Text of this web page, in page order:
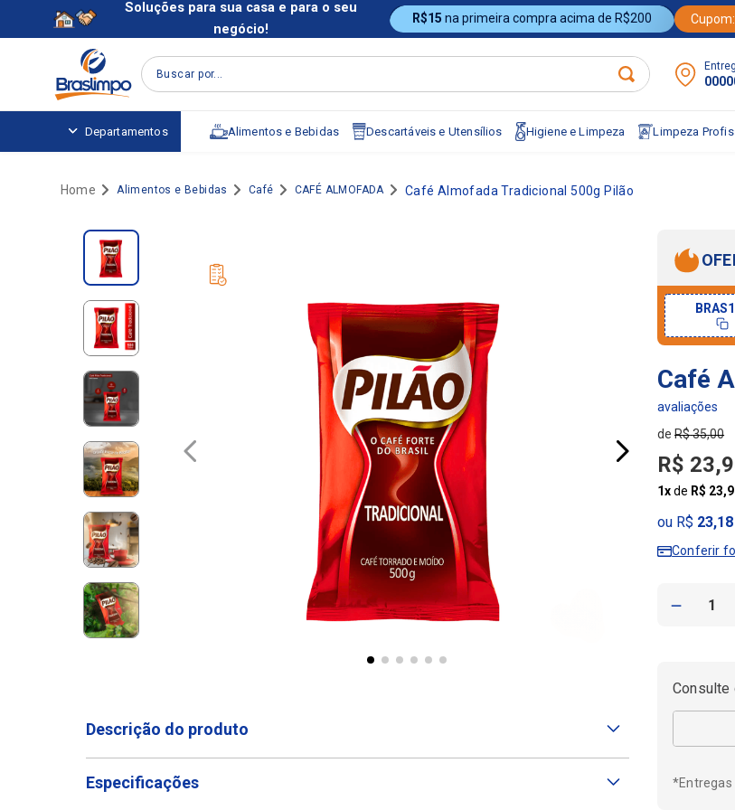
Soluções para sua casa e para o seu
negócio!
R$15 na primeira compra acima de R$200 Cupom:
Buscar por...
Departamentos Alimentos e Bebidas Descartáveis e Utensílios Higiene e Limpeza Limpeza
Alimentos e Bebidas Café CAFÉ ALMOFADA Café Almofada Tradicional 500g Pilão
Descrição do produto
Especificações
Café
R$35,00
R$ 23,
1xde R$ 23,
ou R$ 23,18
Conferir
－
Consulte
*Entregas